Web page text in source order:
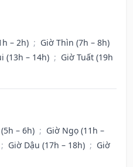
– 2h) ; Giờ Thìn (7h – 8h)
(13h – 14h) ; Giờ Tuất (19h
– 6h) ; Giờ Ngọ (11h –
; Giờ Dậu (17h – 18h) ; Giờ